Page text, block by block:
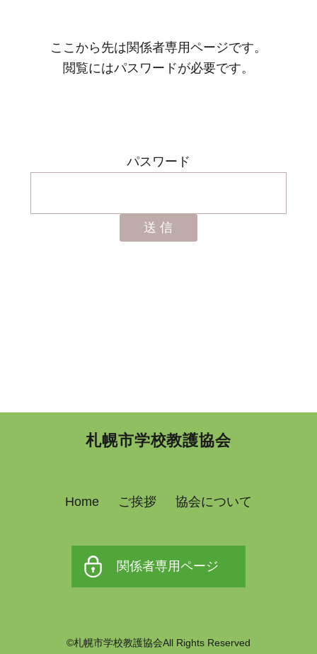
ここから先は関係者専用ページです。
閲覧にはパスワードが必要です。
パスワード
札幌市学校教護協会
Home ご挨拶 協会について
関係者専用ページ
©札幌市学校教護協会All Rights Reserved